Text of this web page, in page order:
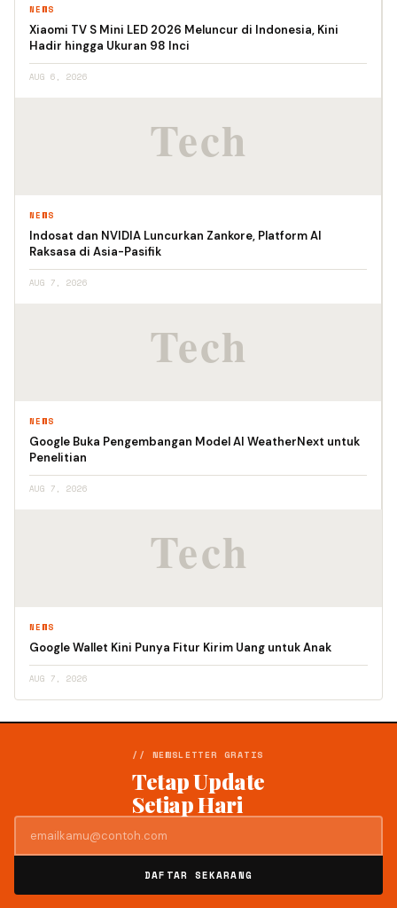
NEWS
Xiaomi TV S Mini LED 2026 Meluncur di Indonesia, Kini
Hadir hingga Ukuran 98 Inci
AUG 6, 2026
NEWS
Indosat dan NVIDIA Luncurkan Zankore, Platform AI
Raksasa di Asia-Pasifik
AUG 7, 2026
NEWS
Google Buka Pengembangan Model AI WeatherNext untuk
Penelitian
AUG 7, 2026
NEWS
Google Wallet Kini Punya Fitur Kirim Uang untuk Anak
AUG 7, 2026
// NEWSLETTER GRATIS
Tetap Update
Setiap Hari
DAFTAR SEKARANG